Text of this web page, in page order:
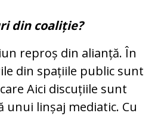
din coaliție?
reproș din alianță. În
din spațiile public sunt
Aici discuțiile sunt
unui linșaj mediatic. Cu